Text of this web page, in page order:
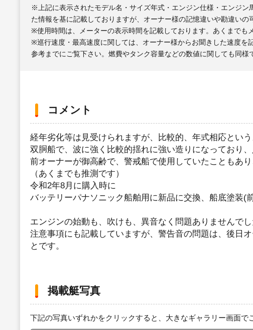
※上記に表示されたモデル名・サイズ年式・エンジン仕様・エンジ
た情報を基に記載しておりますが、オーナー様の記憶違いや勘違い
※使用時間は、メーターの表示時間を記載しております。あくまでも
※巡行速度・最高速度に関しては、オーナー様からお聞きした速度を
参考までにご覧下さい。燃費やタンク容量などの数値に関しても同様
コメント
経年劣化等は見受けられますが、比較的、年式相応という
双胴船で、波に強く比較的揺れに強い造りになっており、
前オーナーが御高齢で、警戒船で使用していたこともあ
（あくまでも推測です）
令和2年8月に購入時に
バッテリーパナソニック船舶用に新品に交換、船底塗装(
エンジンの始動も、吹けも、異音なく問題ありませんでし
注意事項にも記載していますが、警告音の問題は、後日
とです。
掲載艇写真
下記の写真いずれかをクリックすると、大きなギャラリー画面